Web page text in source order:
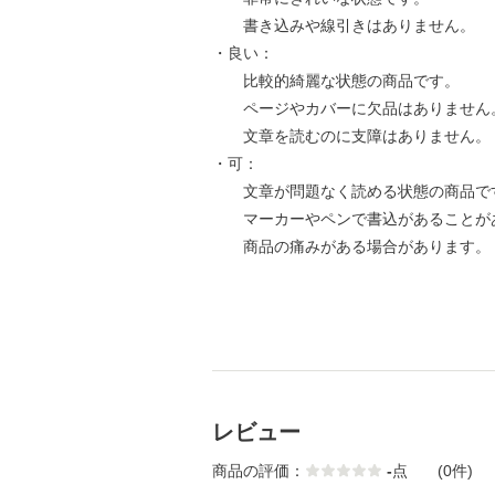
書き込みや線引きはありません。
・良い：
比較的綺麗な状態の商品です。
ページやカバーに欠品はありません
文章を読むのに支障はありません。
・可：
文章が問題なく読める状態の商品で
マーカーやペンで書込があることが
商品の痛みがある場合があります。
レビュー
商品の評価： -点 (0件)